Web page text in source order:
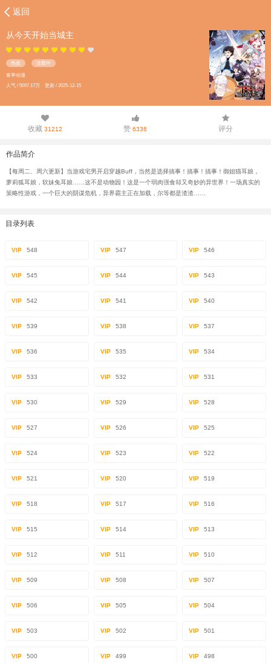
返回
从今天开始当城主
热血 连载中
青葶动漫
人气 / 5097.17万 更新 / 2025-12-15
收藏 31212 赞 6336 评分
作品简介
【每周二、周六更新】当游戏宅男开启穿越Buff，当然是选择搞事！搞事！搞事！御姐猫耳娘，
萝莉狐耳娘，软妹兔耳娘……这不是动物园！这是一个弱肉强食却又奇妙的异世界！一场真实的
策略性游戏，一个巨大的阴谋危机，异界霸主正在加载，尔等都是渣渣……
目录列表
VIP 548 VIP 547 VIP 546
VIP 545 VIP 544 VIP 543
VIP 542 VIP 541 VIP 540
VIP 539 VIP 538 VIP 537
VIP 536 VIP 535 VIP 534
VIP 533 VIP 532 VIP 531
VIP 530 VIP 529 VIP 528
VIP 527 VIP 526 VIP 525
VIP 524 VIP 523 VIP 522
VIP 521 VIP 520 VIP 519
VIP 518 VIP 517 VIP 516
VIP 515 VIP 514 VIP 513
VIP 512 VIP 511 VIP 510
VIP 509 VIP 508 VIP 507
VIP 506 VIP 505 VIP 504
VIP 503 VIP 502 VIP 501
VIP 500 VIP 499 VIP 498